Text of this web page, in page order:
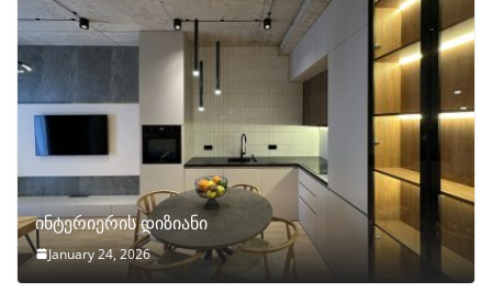
ინტერიერის დიზიანი
January 24, 2026